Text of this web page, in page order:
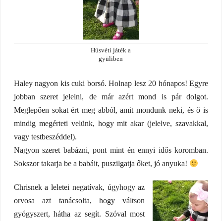
Húsvéti játék a
gyüliben
Haley nagyon kis cuki borsó. Holnap lesz 20 hónapos! Egyre
jobban szeret jelelni, de már azért mond is pár dolgot.
Meglepően sokat ért meg abból, amit mondunk neki, és ő is
mindig megérteti velünk, hogy mit akar (jelelve, szavakkal,
vagy testbeszéddel).
Nagyon szeret babázni, pont mint én ennyi idős koromban.
Sokszor takarja be a babáit, puszilgatja őket, jó anyuka!
Chrisnek a leletei negatívak, úgyhogy az
orvosa azt tanácsolta, hogy váltson
gyógyszert, hátha az segít. Szóval most